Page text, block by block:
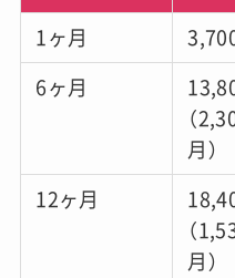
1ヶ月
6ヶ月
（
月）
12ヶ月
（
月）